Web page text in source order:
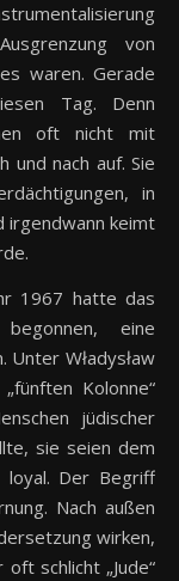
von
waren. Gerade
Tag. Denn
oft nicht mit
und nach auf. Sie
in
irgendwann keimt
1967 hatte das
eine
Unter Władysław
Kolonne“
jüdischer
sie seien dem
loyal. Der Begriff
Nach außen
wirken,
schlicht „Jude“